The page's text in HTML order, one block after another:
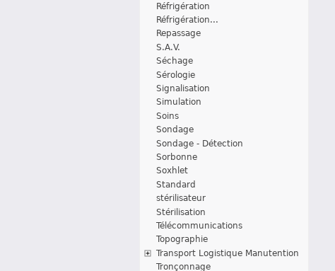
Réfrigération
Réfrigération...
Repassage
S.A.V.
Séchage
Sérologie
Signalisation
Simulation
Soins
Sondage
Sondage - Détection
Sorbonne
Soxhlet
Standard
stérilisateur
Stérilisation
Télécommunications
Topographie
Transport Logistique Manutention
Tronçonnage